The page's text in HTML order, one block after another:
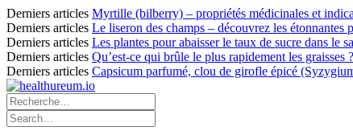
Derniers articles Myrtille (bilberry) – propriétés médicinales et
Derniers articles Le liseron des champs – découvrez les étonnantes
Derniers articles Les plantes pour abaisser le taux de sucre dans le
Derniers articles Qu’est-ce qui brûle le plus rapidement les
Derniers articles Capsicum parfumé, clou de girofle épicé